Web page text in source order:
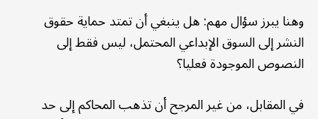
وهنا يبرز سؤال مهم: هل ينبغي أن تمتد حماية حقوق
النشر إلى السوق الإبداعي المحتمل، ليس فقط إلى
النصوص الموجودة فعليا؟
في المقابل، من غير المرجح أن تذهب المحاكم إلى حد